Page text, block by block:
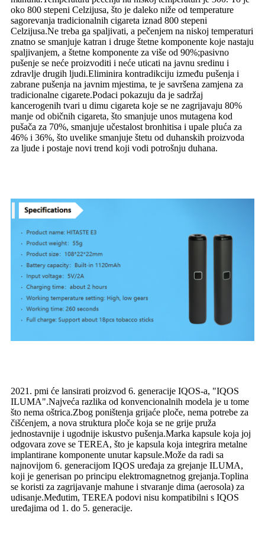
oko 800 stepeni Celzijusa, što je daleko niže od temperature
sagorevanja tradicionalnih cigareta iznad 800 stepeni
Celzijusa.Ne treba ga spaljivati, a pečenjem na niskoj temperaturi
znatno se smanjuje katran i druge štetne komponente koje nastaju
spaljivanjem, a štetne komponente za više od 90%;pasivno
pušenje se neće proizvoditi i neće uticati na javnu sredinu i
zdravlje drugih ljudi.Eliminira kontradikciju između pušenja i
zabrane pušenja na javnim mjestima, te je savršena zamjena za
tradicionalne cigarete.Podaci pokazuju da je sadržaj
kancerogenih tvari u dimu cigareta koje se ne zagrijavaju 80%
manje od običnih cigareta, što smanjuje unos mutagena kod
pušača za 70%, smanjuje učestalost bronhitisa i upale pluća za
46% i 36%, što uvelike smanjuje štetu od duhanskih proizvoda
za ljude i postaje novi trend koji vodi potrošnju duhana.
2021. pmi će lansirati proizvod 6. generacije IQOS-a, "IQOS
ILUMA".Najveća razlika od konvencionalnih modela je u tome
što nema oštrica.Zbog poništenja grijaće ploče, nema potrebe za
čišćenjem, a nova struktura ploče koja se ne grije pruža
jednostavnije i ugodnije iskustvo pušenja.Marka kapsule koja joj
odgovara zove se TEREA, što je kapsula koja integrira metalne
implantirane komponente unutar kapsule.Može da radi sa
najnovijom 6. generacijom IQOS uređaja za grejanje ILUMA,
koji je generisan po principu elektromagnetnog grejanja.Toplina
se koristi za zagrijavanje mahune i stvaranje dima (aerosola) za
udisanje.Međutim, TEREA podovi nisu kompatibilni s IQOS
uređajima od 1. do 5. generacije.